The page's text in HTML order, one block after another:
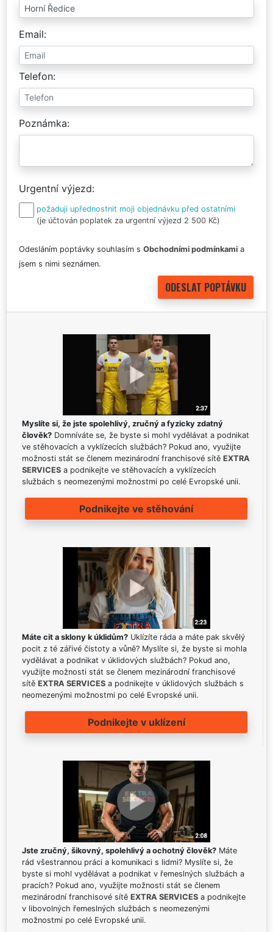
Email
Telefon
Poznámka
Urgentní výjezd
požaduji upřednostnit moji objednávku před ostatními
(je účtován poplatek za urgentní výjezd 2 500 Kč)
Odesláním poptávky souhlasím s Obchodními podmínkami a
jsem s nimi seznámen.
Myslíte si, že jste spolehlivý, zručný a fyzicky zdatný
člověk? Domníváte se, že byste si mohl vydělávat a podnikat
ve stěhovacích a vyklízecích službách? Pokud ano, využijte
možnosti stát se členem mezinárodní franchisové sítě EXTRA
SERVICES a podnikejte ve stěhovacích a vyklízecích
službách s neomezenými možnostmi po celé Evropské unii.
Podnikejte ve stěhování
Máte cit a sklony k úklidům? Uklízíte ráda a máte pak skvělý
pocit z té zářivé čistoty a vůně? Myslíte si, že byste si mohla
vydělávat a podnikat v úklidových službách? Pokud ano,
využijte možnosti stát se členem mezinárodní franchisové
sítě EXTRA SERVICES a podnikejte v úklidových službách s
neomezenými možnostmi po celé Evropské unii.
Podnikejte v uklízení
Jste zručný, šikovný, spolehlivý a ochotný člověk? Máte
rád všestrannou práci a komunikaci s lidmi? Myslíte si, že
byste si mohl vydělávat a podnikat v řemeslných službách a
pracích? Pokud ano, využijte možnosti stát se členem
mezinárodní franchisové sítě EXTRA SERVICES a podnikejte
v libovolných řemeslných službách s neomezenými
možnostmi po celé Evropské unii.